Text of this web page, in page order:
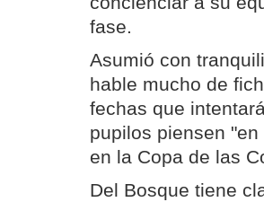
fase.
Asumió con
hable mucho de
fechas que
pupilos piensen
en la Copa de las
Del Bosque tiene